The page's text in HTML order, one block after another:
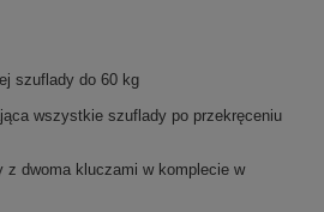
szuflady do 60 kg
wszystkie szuflady po przekręceniu
z dwoma kluczami w komplecie w